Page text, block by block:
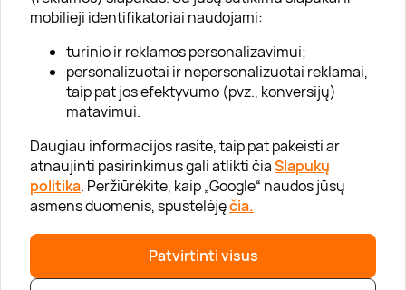
mobilieji identifikatoriai naudojami:
turinio ir reklamos personalizavimui;
personalizuotai ir nepersonalizuotai reklamai,
taip pat jos efektyvumo (pvz., konversijų)
matavimui.
Daugiau informacijos rasite, taip pat pakeisti ar
atnaujinti pasirinkimus gali atlikti čiaSlapukų
politika. Peržiūrėkite, kaip „Google“ naudos jūsų
asmens duomenis, spustelėjęčia.
Patvirtinti visus
Karjera
Visi partneriai
Kontaktai
Tinklaraštis
Informacija